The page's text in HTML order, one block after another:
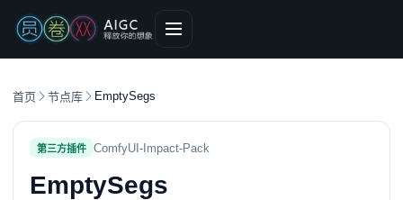
首页 节点库 EmptySegs
第三方插件 ComfyUI-Impact-Pack
EmptySegs